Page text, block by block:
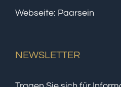
Webseite: Paarsein
NEWSLETTER